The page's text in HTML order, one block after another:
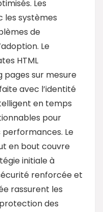
Les
les systèmes
de
Le
HTML
pages sur mesure
avec l’identité
en temps
pour
performances. Le
en bout couvre
initiale à
renforcée et
rassurent les
des